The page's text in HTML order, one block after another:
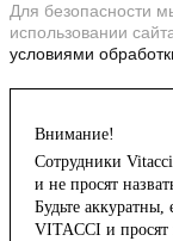
Для безопасности
использовании
условиями
Внимание!
Сотрудники
и не просят
Будьте
VITACCI и